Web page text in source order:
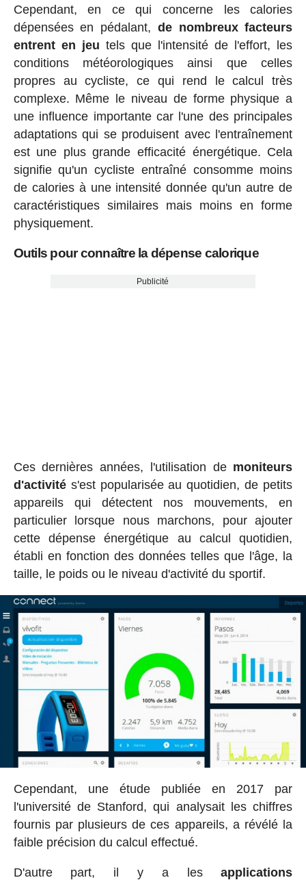
Cependant, en ce qui concerne les calories
dépensées en pédalant, de nombreux facteurs
entrent en jeu tels que l'intensité de l'effort, les
conditions météorologiques ainsi que celles
propres au cycliste, ce qui rend le calcul très
complexe. Même le niveau de forme physique a
une influence importante car l'une des principales
adaptations qui se produisent avec l'entraînement
est une plus grande efficacité énergétique. Cela
signifie qu'un cycliste entraîné consomme moins
de calories à une intensité donnée qu'un autre de
caractéristiques similaires mais moins en forme
physiquement.
Outils pour connaître la dépense calorique
Publicité
Ces dernières années, l'utilisation de moniteurs
d'activités'est popularisée au quotidien, de petits
appareils qui détectent nos mouvements, en
particulier lorsque nous marchons, pour ajouter
cette dépense énergétique au calcul quotidien,
établi en fonction des données telles que l'âge, la
taille, le poids ou le niveau d'activité du sportif.
Cependant, une étude publiée en 2017 par
l'université de Stanford, qui analysait les chiffres
fournis par plusieurs de ces appareils, a révélé la
faible précision du calcul effectué.
D'autre part, il y a lesapplications